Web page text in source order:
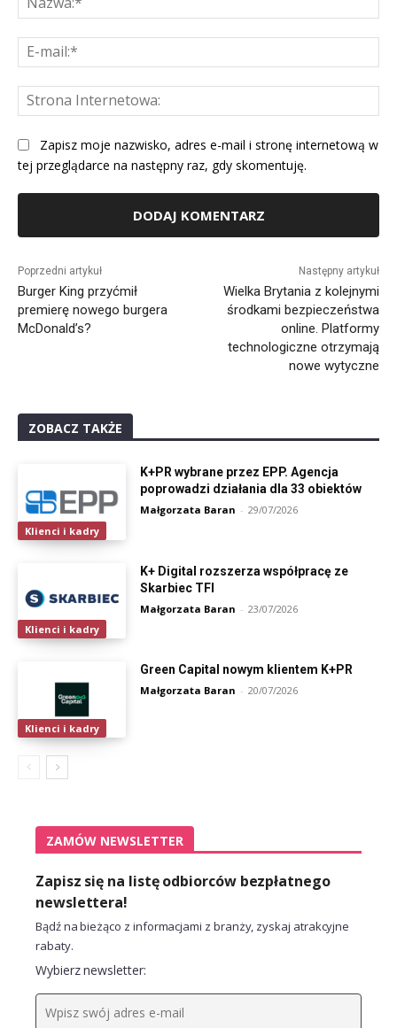
Zapisz moje nazwisko, adres e-mail i stronę internetową w
tej przeglądarce na następny raz, gdy skomentuję.
Poprzedni artykuł
Burger King przyćmił
premierę nowego burgera
McDonald’s?
Następny artykuł
Wielka Brytania z kolejnymi
środkami bezpieczeństwa
online. Platformy
technologiczne otrzymają
nowe wytyczne
ZOBACZ TAKŻE
Klienci i kadry
K+PR wybrane przez EPP. Agencja
poprowadzi działania dla 33 obiektów
Małgorzata Baran - 29/07/2026
Klienci i kadry
K+ Digital rozszerza współpracę ze
Skarbiec TFI
Małgorzata Baran - 23/07/2026
Klienci i kadry
Green Capital nowym klientem K+PR
Małgorzata Baran - 20/07/2026
ZAMÓW NEWSLETTER
Zapisz się na listę odbiorców bezpłatnego
newslettera!
Bądź na bieżąco z informacjami z branży, zyskaj atrakcyjne
rabaty.
Wybierz newsletter: